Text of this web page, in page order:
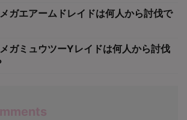
メガエアームドレイドは何人から討伐で
メガミュウツーYレイドは何人から討伐